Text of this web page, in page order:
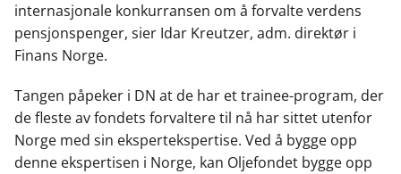
internasjonale konkurransen om å forvalte verdens
pensjonspenger, sier Idar Kreutzer, adm. direktør i
Finans Norge.
Tangen påpeker i DN at de har et trainee-program, der
de fleste av fondets forvaltere til nå har sittet utenfor
Norge med sin ekspertekspertise. Ved å bygge opp
denne ekspertisen i Norge, kan Oljefondet bygge opp